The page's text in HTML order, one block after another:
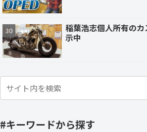
稲葉浩志個人所有の
示中
#キーワードから探す